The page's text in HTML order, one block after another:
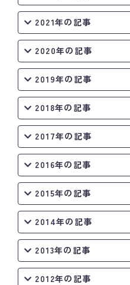
2021年の記事
2020年の記事
2019年の記事
2018年の記事
2017年の記事
2016年の記事
2015年の記事
2014年の記事
2013年の記事
2012年の記事